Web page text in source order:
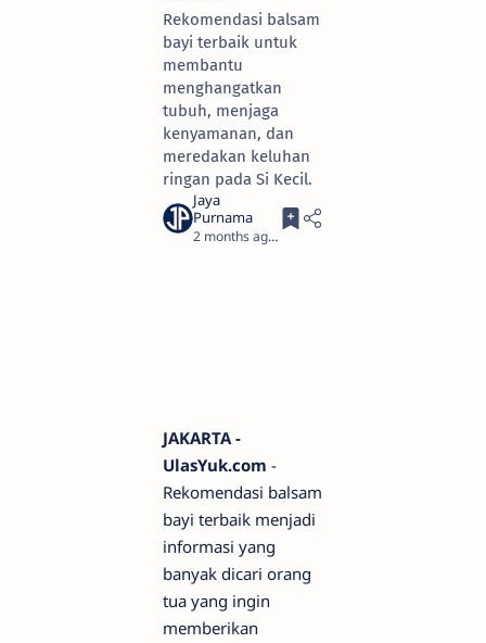
Rekomendasi balsam
bayi terbaik untuk
membantu
menghangatkan
tubuh, menjaga
kenyamanan, dan
meredakan keluhan
ringan pada Si Kecil.
2 months ago
JAKARTA -
UlasYuk.com -
Rekomendasi balsam
bayi terbaik menjadi
informasi yang
banyak dicari orang
tua yang ingin
memberikan